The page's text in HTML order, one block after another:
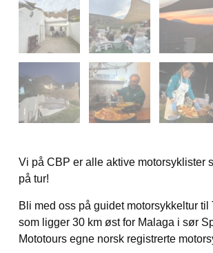
Vi på CBP er alle aktive motorsyklister
på tur!
Bli med oss på guidet motorsykkeltur til
som ligger 30 km øst for Malaga i sør
Mototours egne norsk registrerte